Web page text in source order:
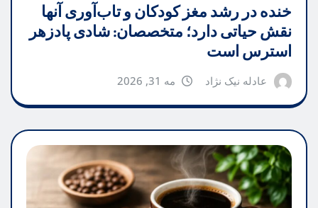
خنده در رشد مغز کودکان و تاب‌آوری آنها
نقش حیاتی دارد؛ متخصصان: شادی پادزهر
استرس است
عادله نیک نژاد مه 31, 2026